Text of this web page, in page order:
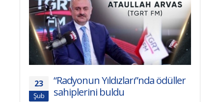
23
Şub
“Radyonun Yıldızları”nda ödüller
sahiplerini buldu